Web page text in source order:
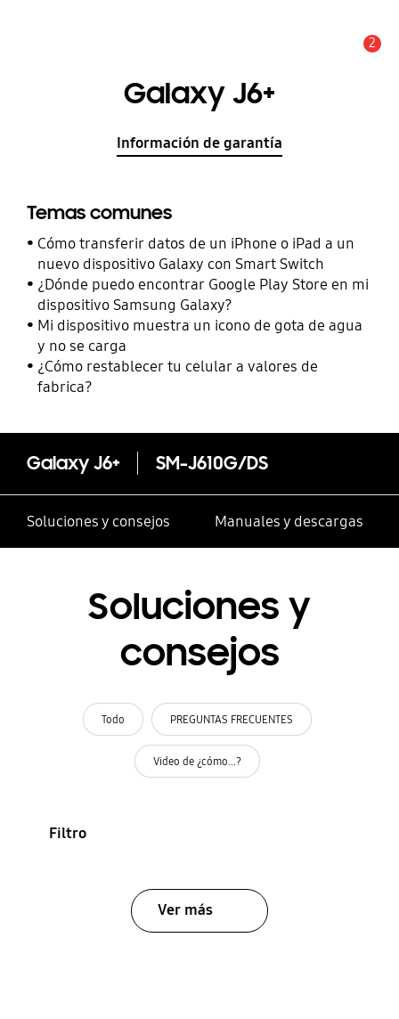
2
Galaxy J6+
Información de garantía
Temas comunes
Cómo transferir datos de un iPhone o iPad a un
nuevo dispositivo Galaxy con Smart Switch
¿Dónde puedo encontrar Google Play Store en mi
dispositivo Samsung Galaxy?
Mi dispositivo muestra un icono de gota de agua
y no se carga
¿Cómo restablecer tu celular a valores de
fabrica?
Galaxy J6+ SM-J610G/DS
Soluciones y consejos Manuales y descargas
Soluciones y
consejos
Todo PREGUNTAS FRECUENTES
Video de ¿cómo...?
Filtro
Ver más